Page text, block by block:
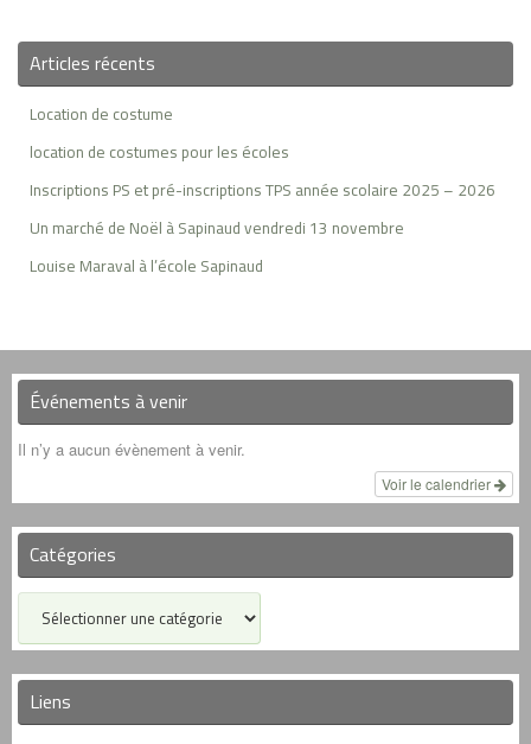
Articles récents
Location de costume
location de costumes pour les écoles
Inscriptions PS et pré-inscriptions TPS année scolaire 2025 – 2026
Un marché de Noël à Sapinaud vendredi 13 novembre
Louise Maraval à l’école Sapinaud
Événements à venir
Il n’y a aucun évènement à venir.
Voir le calendrier
Catégories
Liens